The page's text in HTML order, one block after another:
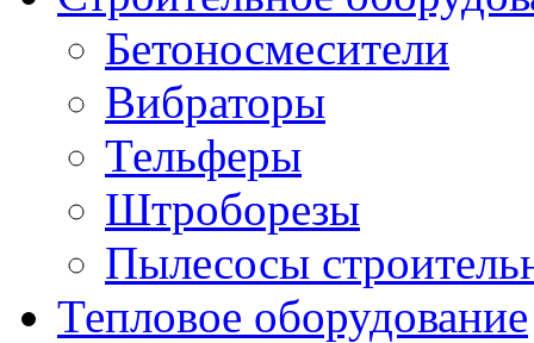
Бетоносмесители
Вибраторы
Тельферы
Штроборезы
Пылесосы
Тепловое оборудование